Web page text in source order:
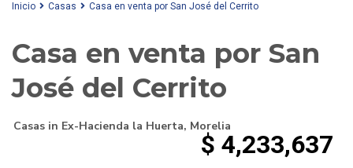
Inicio Casas Casa en venta por San José del Cerrito
Casa en venta por San
José del Cerrito
Casas in Ex-Hacienda la Huerta, Morelia
$ 4,233,637